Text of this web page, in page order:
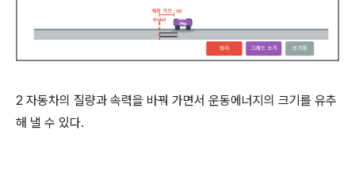
2 자동차의 질량과 속력을 바꿔 가면서 운동에너지의 크기를 유추
해 낼 수 있다.